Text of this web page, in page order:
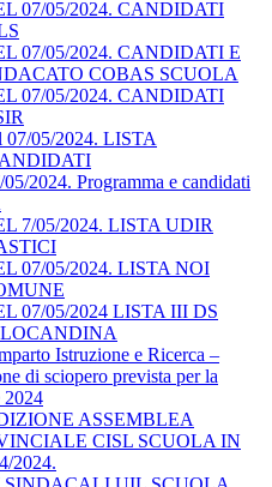
07/05/2024. CANDIDATI
07/05/2024. CANDIDATI E
COBAS SCUOLA
07/05/2024. CANDIDATI
05/2024. LISTA
2024. Programma e candidati
7/05/2024. LISTA UDIR
07/05/2024. LISTA NOI
07/05/2024 LISTA III DS
Istruzione e Ricerca –
di sciopero prevista per la
2024
ASSEMBLEA
CISL SCUOLA IN
2024.